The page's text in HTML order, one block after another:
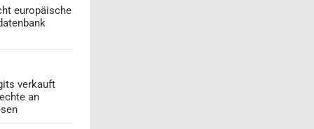
europäische
verkauft
an